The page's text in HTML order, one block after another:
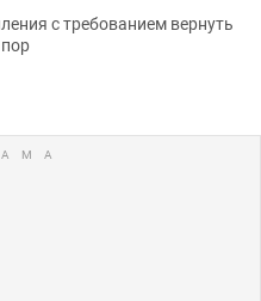
с требованием вернуть